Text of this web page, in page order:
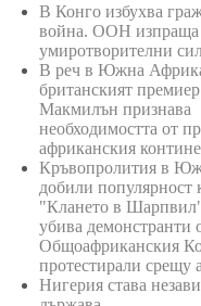
В Конго избухва
война. ООН изпраща
умиротворителни
В реч в Южна
британският
Макмилън признава
необходимостта от
африканския
Кръвопролития в
добили популярност
"Клането в
убива демонстранти
Общоафриканския
протестирали срещу
Нигерия става